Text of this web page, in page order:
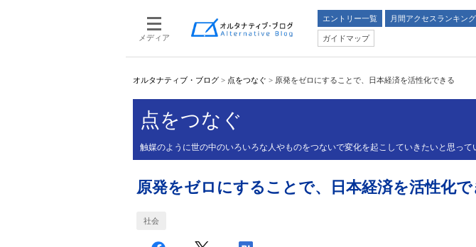
メディア
エントリー一覧 月間アクセスランキング
ガイドマップ
オルタナティブ・ブログ > 点をつなぐ > 原発をゼロにすることで、日本経済を活性化できる
点をつなぐ
触媒のように世の中のいろいろな人やものをつないで変化を起こしていきたいと思って
原発をゼロにすることで、日本経済を活性化で
社会